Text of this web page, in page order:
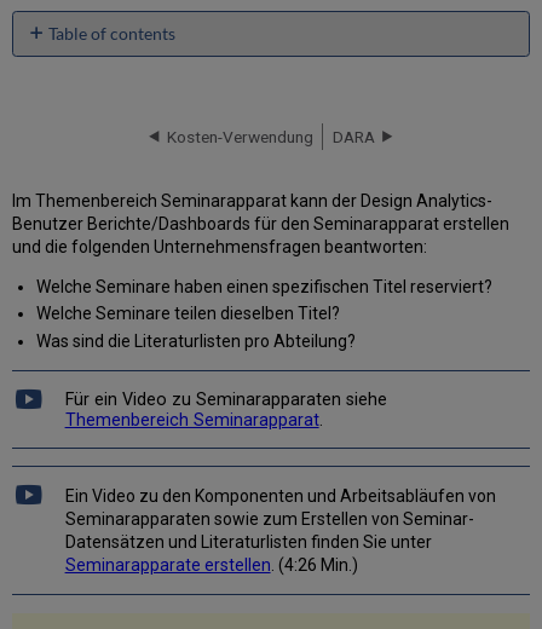
Table of contents
Attribute
in
Analytics-
anzeigen
(Displaying
Citation
Analytics
Reports)
Literaturliste
Literatur-
Erstellungsdatum
Leganto
Literaturlisten-
Abschnitt
Kosten-Verwendung DARA
Im Themenbereich Seminarapparat kann der Design Analytics-
Benutzer Berichte/Dashboards für den Seminarapparat erstellen
und die folgenden Unternehmensfragen beantworten:
Welche Seminare haben einen spezifischen Titel reserviert?
Welche Seminare teilen dieselben Titel?
Was sind die Literaturlisten pro Abteilung?
Für ein Video zu Seminarapparaten siehe
Themenbereich Seminarapparat.
Ein Video zu den Komponenten und Arbeitsabläufen von
Seminarapparaten sowie zum Erstellen von Seminar-
Datensätzen und Literaturlisten finden Sie unter
Seminarapparate erstellen . (4:26 Min.)